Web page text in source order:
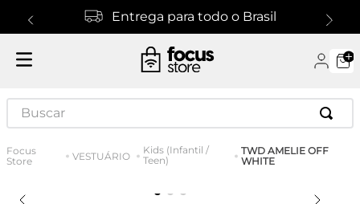
Entrega para todo o Brasil
Buscar
VESTUÁRIO
Kids (Infantil /
Teen)
TWD AMELIE OFF
WHITE